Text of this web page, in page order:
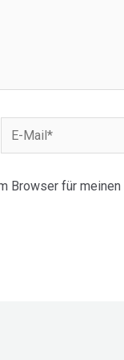
Mail*
Browser für